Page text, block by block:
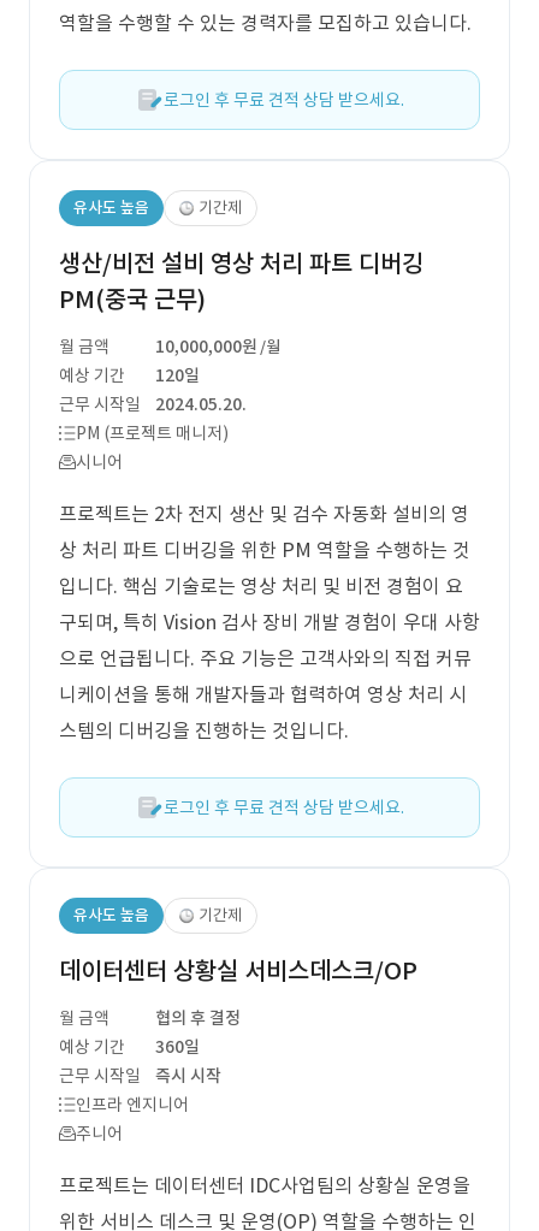
역할을 수행할 수 있는 경력자를 모집하고 있습니다.
로그인 후 무료 견적 상담 받으세요.
유사도 높음 기간제
생산/비전 설비 영상 처리 파트 디버깅
PM(중국 근무)
월 금액 10,000,000원 /월
예상 기간
120일
근무 시작일
2024.05.20.
PM (프로젝트 매니저)
시니어
프로젝트는 2차 전지 생산 및 검수 자동화 설비의 영
상 처리 파트 디버깅을 위한 PM 역할을 수행하는 것
입니다. 핵심 기술로는 영상 처리 및 비전 경험이 요
구되며, 특히 Vision 검사 장비 개발 경험이 우대 사항
으로 언급됩니다. 주요 기능은 고객사와의 직접 커뮤
니케이션을 통해 개발자들과 협력하여 영상 처리 시
스템의 디버깅을 진행하는 것입니다.
로그인 후 무료 견적 상담 받으세요.
유사도 높음 기간제
데이터센터 상황실 서비스데스크/OP
월 금액
협의 후 결정
예상 기간
360일
근무 시작일
즉시 시작
인프라 엔지니어
주니어
프로젝트는 데이터센터 IDC사업팀의 상황실 운영을
위한 서비스 데스크 및 운영(OP) 역할을 수행하는 인